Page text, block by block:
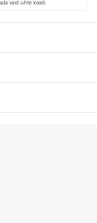
vaid ühte koodi.